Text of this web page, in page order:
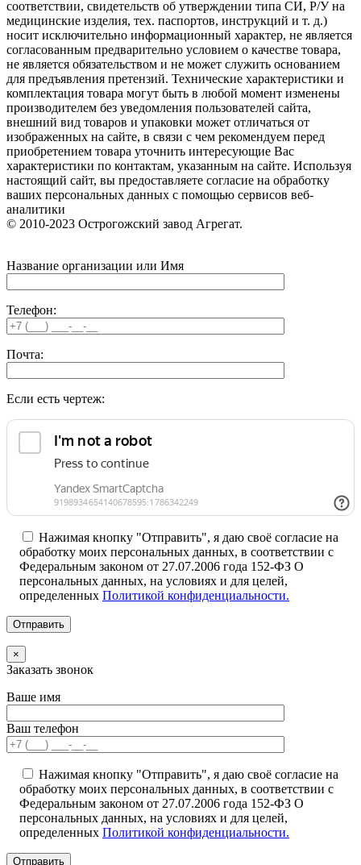
соответствии, свидетельств об утверждении типа СИ, Р/У на
медицинские изделия, тех. паспортов, инструкций и т. д.)
носит исключительно информационный характер, не является
согласованным предварительно условием о качестве товара,
не является обязательством и не может служить основанием
для предъявления претензий. Технические характеристики и
комплектация товара могут быть в любой момент изменены
производителем без уведомления пользователей сайта,
внешний вид товаров и упаковки может отличаться от
изображенных на сайте, в связи с чем рекомендуем перед
приобретением товара уточнить интересующие Вас
характеристики по контактам, указанным на сайте. Используя
настоящий сайт, вы предоставляете согласие на обработку
ваших персональных данных с помощью сервисов веб-
аналитики
© 2010-2023 Острогожский завод Агрегат.
Название организации или Имя
Телефон:
Почта:
Если есть чертеж:
Нажимая кнопку "Отправить", я даю своё согласие на
обработку моих персональных данных, в соответствии с
Федеральным законом от 27.07.2006 года 152-ФЗ О
персональных данных, на условиях и для целей,
определенных Политикой конфиденциальности.
×
Заказать звонок
Ваше имя
Ваш телефон
Нажимая кнопку "Отправить", я даю своё согласие на
обработку моих персональных данных, в соответствии с
Федеральным законом от 27.07.2006 года 152-ФЗ О
персональных данных, на условиях и для целей,
определенных Политикой конфиденциальности.